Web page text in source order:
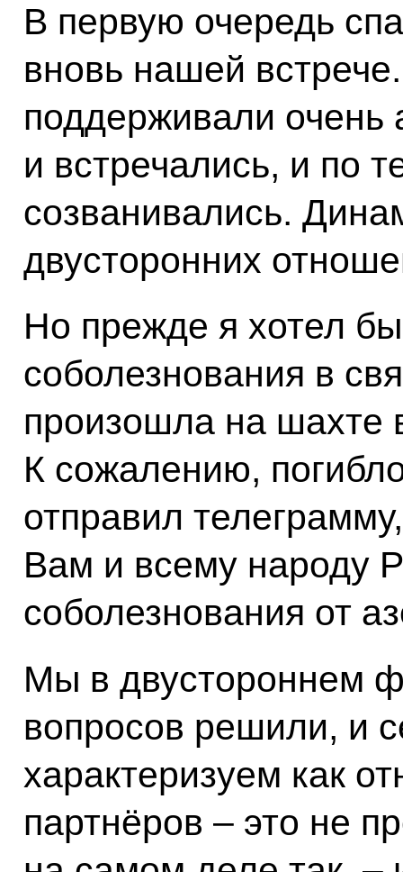
В первую очередь
вновь нашей
поддерживали очень
и встречались, и по
созванивались.
двусторонних
Но прежде я хотел
соболезнования в
произошла на шахте
К сожалению,
отправил
Вам и всему народу
соболезнования от
Мы в двустороннем
вопросов решили, и
характеризуем как
партнёров ‒ это не